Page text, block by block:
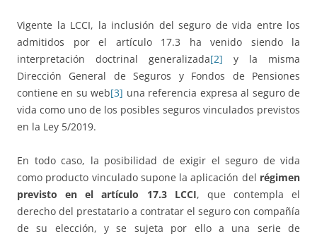
Vigente la LCCI, la inclusión del seguro de vida entre los
admitidos por el artículo 17.3 ha venido siendo la
interpretación doctrinal generalizada[2] y la misma
Dirección General de Seguros y Fondos de Pensiones
contiene en su web[3] una referencia expresa al seguro de
vida como uno de los posibles seguros vinculados previstos
en la Ley 5/2019.
En todo caso, la posibilidad de exigir el seguro de vida
como producto vinculado supone la aplicación del régimen
previsto en el artículo 17.3 LCCI, que contempla el
derecho del prestatario a contratar el seguro con compañía
de su elección, y se sujeta por ello a una serie de